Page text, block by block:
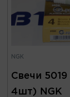
NGK
Свечи
4шт) NGK